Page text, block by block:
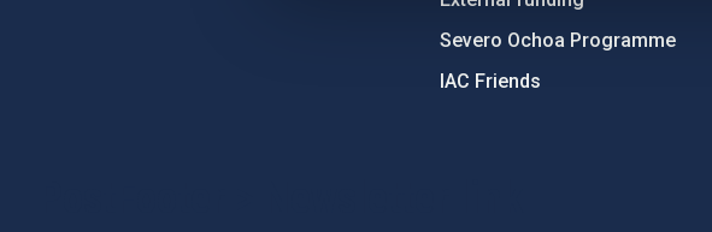
Severo Ochoa Programme
IAC Friends